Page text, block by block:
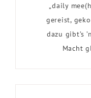
„daily
gereist,
dazu gibt’s
Macht